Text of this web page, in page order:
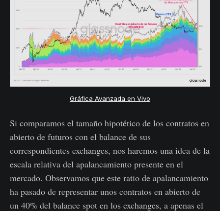
Gráfica Avanzada en Vivo
Si comparamos el tamaño hipotético de los contratos en
abierto de futuros con el balance de sus
correspondientes exchanges, nos haremos una idea de la
escala relativa del apalancamiento presente en el
mercado. Observamos que este ratio de apalancamiento
ha pasado de representar unos contratos en abierto de
un 40% del balance spot en los exchanges, a apenas el